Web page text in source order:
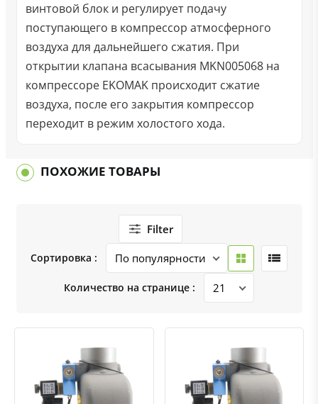
винтовой блок и регулирует подачу
поступающего в компрессор атмосферного
воздуха для дальнейшего сжатия. При
открытии клапана всасывания MKN005068 на
компрессоре EKOMAK происходит сжатие
воздуха, после его закрытия компрессор
переходит в режим холостого хода.
ПОХОЖИЕ ТОВАРЫ
Filter
Сортировка :
Количество на странице :